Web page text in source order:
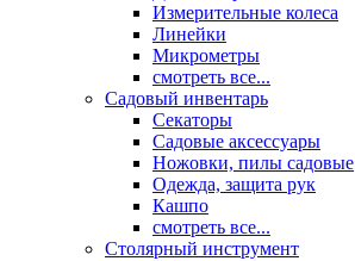
Измерительные колеса
Линейки
Микрометры
смотреть все...
Садовый инвентарь
Секаторы
Садовые аксессуары
Ножовки, пилы садовые
Одежда, защита рук
Кашпо
смотреть все...
Столярный инструмент